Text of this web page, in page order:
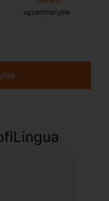
egzaminacyjne